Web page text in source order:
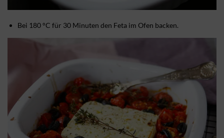
Bei 180 °C für 30 Minuten den Feta im Ofen backen.